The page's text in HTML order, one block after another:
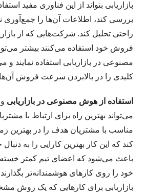
بازاریابی بتواند از این فناوری مفید
بررسی کند، اطلاعات آن‌ها را جمع‌آوری
راحتی تحلیل کند. شرکت‌هایی که از
فروش خود استفاده می‌کنند بیشتر
مصنوعی در بازاریابی استفاده نمایند و
کلیدی را در بالابردن سرعت فروش آن‌ها
استفاده از هوش مصنوعی در بازاریابی
می‌تواند بهترین راه برای ارتباط با
مناسب با مشتریان هدف را در بهترین
کند که این کار بهترین کارایی را به دنبال
باعث می‌شود که اعضای تیم کمتر خسته
خود را روی کارهای هوشمندانه‌تر
بازاریابی برای کارهایی که یک روش